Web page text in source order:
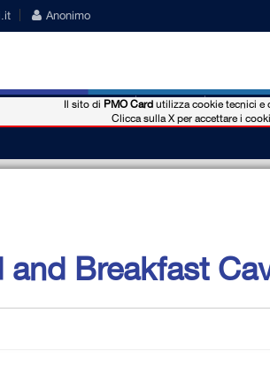
Anonimo
Nuestros convenios Noticias Eventos
and Breakfast
Il sito di PMO Card utilizza cookie tecnici e
Clicca sulla X per accettare i